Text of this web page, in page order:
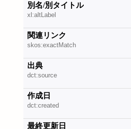
別名/別タイトル
xl:altLabel
関連リンク
skos:exactMatch
出典
dct:source
作成日
dct:created
最終更新日